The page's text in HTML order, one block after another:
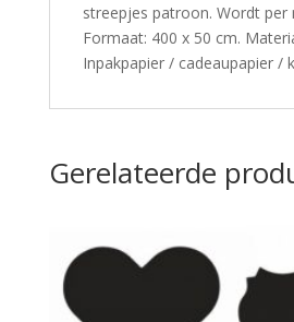
streepjes patroon. Wordt per
Formaat: 400 x 50 cm.
Inpakpapier / cadeaupapier /
Gerelateerde